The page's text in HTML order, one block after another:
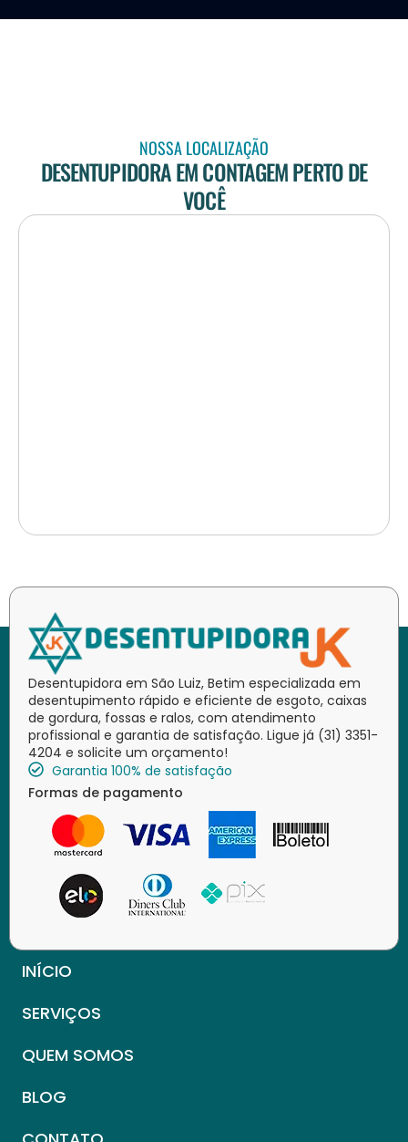
NOSSA LOCALIZAÇÃO
DESENTUPIDORA EM CONTAGEM PERTO DE
VOCÊ
Desentupidora em São Luiz, Betim especializada em
desentupimento rápido e eficiente de esgoto, caixas
de gordura, fossas e ralos, com atendimento
profissional e garantia de satisfação. Ligue já (31) 3351-
4204 e solicite um orçamento!
Garantia 100% de satisfação
Formas de pagamento
INÍCIO
SERVIÇOS
QUEM SOMOS
BLOG